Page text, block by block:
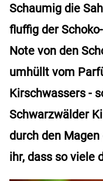
Schaumig die
fluffig der
Note von den
umhüllt vom
Kirschwassers -
Schwarzwälder
durch den
ihr, dass so viele